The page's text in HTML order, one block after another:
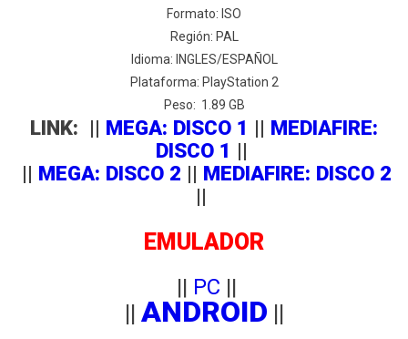
Formato: ISO
Región: PAL
Idioma: INGLES/ESPAÑOL
Plataforma: PlayStation 2
Peso: 1.89 GB
LINK: || MEGA: DISCO 1 || MEDIAFIRE:
DISCO 1 ||
|| MEGA: DISCO 2 || MEDIAFIRE: DISCO 2
||
EMULADOR
|| PC ||
ANDROID